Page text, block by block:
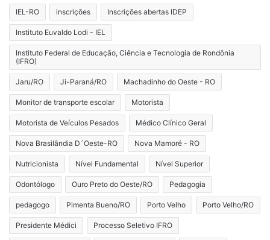
IEL-RO inscrições Inscrições abertas IDEP
Instituto Euvaldo Lodi - IEL
Instituto Federal de Educação, Ciência e Tecnologia de Rondônia
(IFRO)
Jaru/RO Ji-Paraná/RO Machadinho do Oeste - RO
Monitor de transporte escolar Motorista
Motorista de Veículos Pesados Médico Clínico Geral
Nova Brasilândia D´Oeste-RO Nova Mamoré - RO
Nutricionista Nível Fundamental Nível Superior
Odontólogo Ouro Preto do Oeste/RO Pedagogia
pedagogo Pimenta Bueno/RO Porto Velho Porto Velho/RO
Presidente Médici Processo Seletivo IFRO